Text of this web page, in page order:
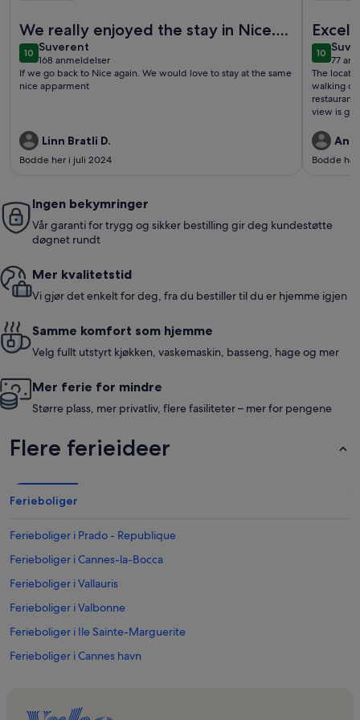
We really enjoyed the stay in Nice.
The appartment had a perfect
location.
1010 av 10
Suverent
suverent
168 anmeldelser
(168
anmeldelser)
If we go back to Nice again. We would love to stay at the same
nice apparment
Linn Bratli D.
Bodde her i juli 2024
1010 av 10
77
(77
The
walking
restaurant
view is
Bodde
Ingen bekymringer
Vår garanti for trygg og sikker bestilling gir deg kundestøtte
døgnet rundt
Mer kvalitetstid
Vi gjør det enkelt for deg, fra du bestiller til du er hjemme igjen
Samme komfort som hjemme
Velg fullt utstyrt kjøkken, vaskemaskin, basseng, hage og mer
Mer ferie for mindre
Større plass, mer privatliv, flere fasiliteter – mer for pengene
Flere ferieideer
Ferieboliger
Ferieboliger i Prado - Republique
Ferieboliger i Cannes-la-Bocca
Ferieboliger i Vallauris
Ferieboliger i Valbonne
Ferieboliger i Ile Sainte-Marguerite
Ferieboliger i Cannes havn
Ferieboliger i Cannes